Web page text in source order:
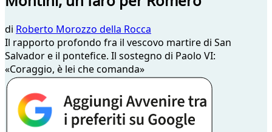
di Roberto Morozzo della Rocca
Il rapporto profondo fra il vescovo martire di San
Salvador e il pontefice. Il sostegno di Paolo VI:
«Coraggio, è lei che comanda»